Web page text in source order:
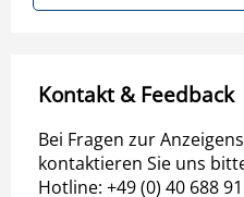
Kontakt & Feedback
Bei Fragen zur
kontaktieren Sie uns
Hotline: +49 (0) 40 688